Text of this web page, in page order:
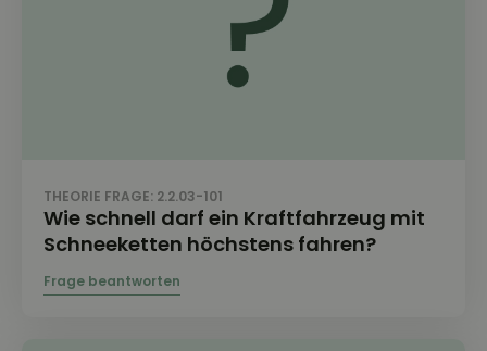
THEORIE FRAGE: 2.2.03-101
Wie schnell darf ein Kraftfahrzeug mit
Schneeketten höchstens fahren?